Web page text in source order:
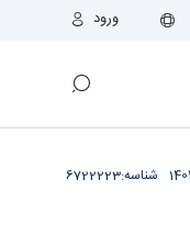
ورود
6722223شناسه: